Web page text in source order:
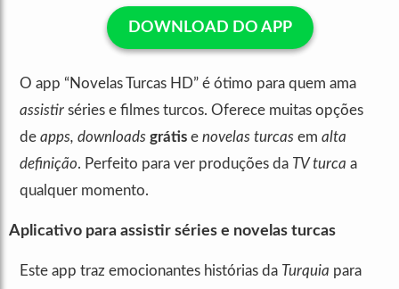
DOWNLOAD DO APP
O app “Novelas Turcas HD” é ótimo para quem ama
assistir séries e filmes turcos. Oferece muitas opções
de apps, downloads grátis e novelas turcas em alta
definição. Perfeito para ver produções da TV turca a
qualquer momento.
Aplicativo para assistir séries e novelas turcas
Este app traz emocionantes histórias da Turquia para